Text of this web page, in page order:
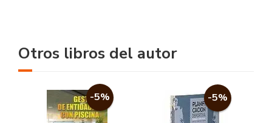
Otros libros del autor
-5% -5%